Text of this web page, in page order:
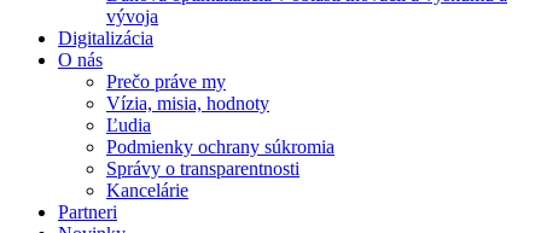
vývoja
Digitalizácia
O nás
Prečo práve my
Vízia, misia, hodnoty
Ľudia
Podmienky ochrany súkromia
Správy o transparentnosti
Kancelárie
Partneri